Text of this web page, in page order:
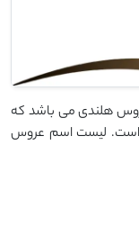
هلندی می باشد که
است. لیست اسم عروس